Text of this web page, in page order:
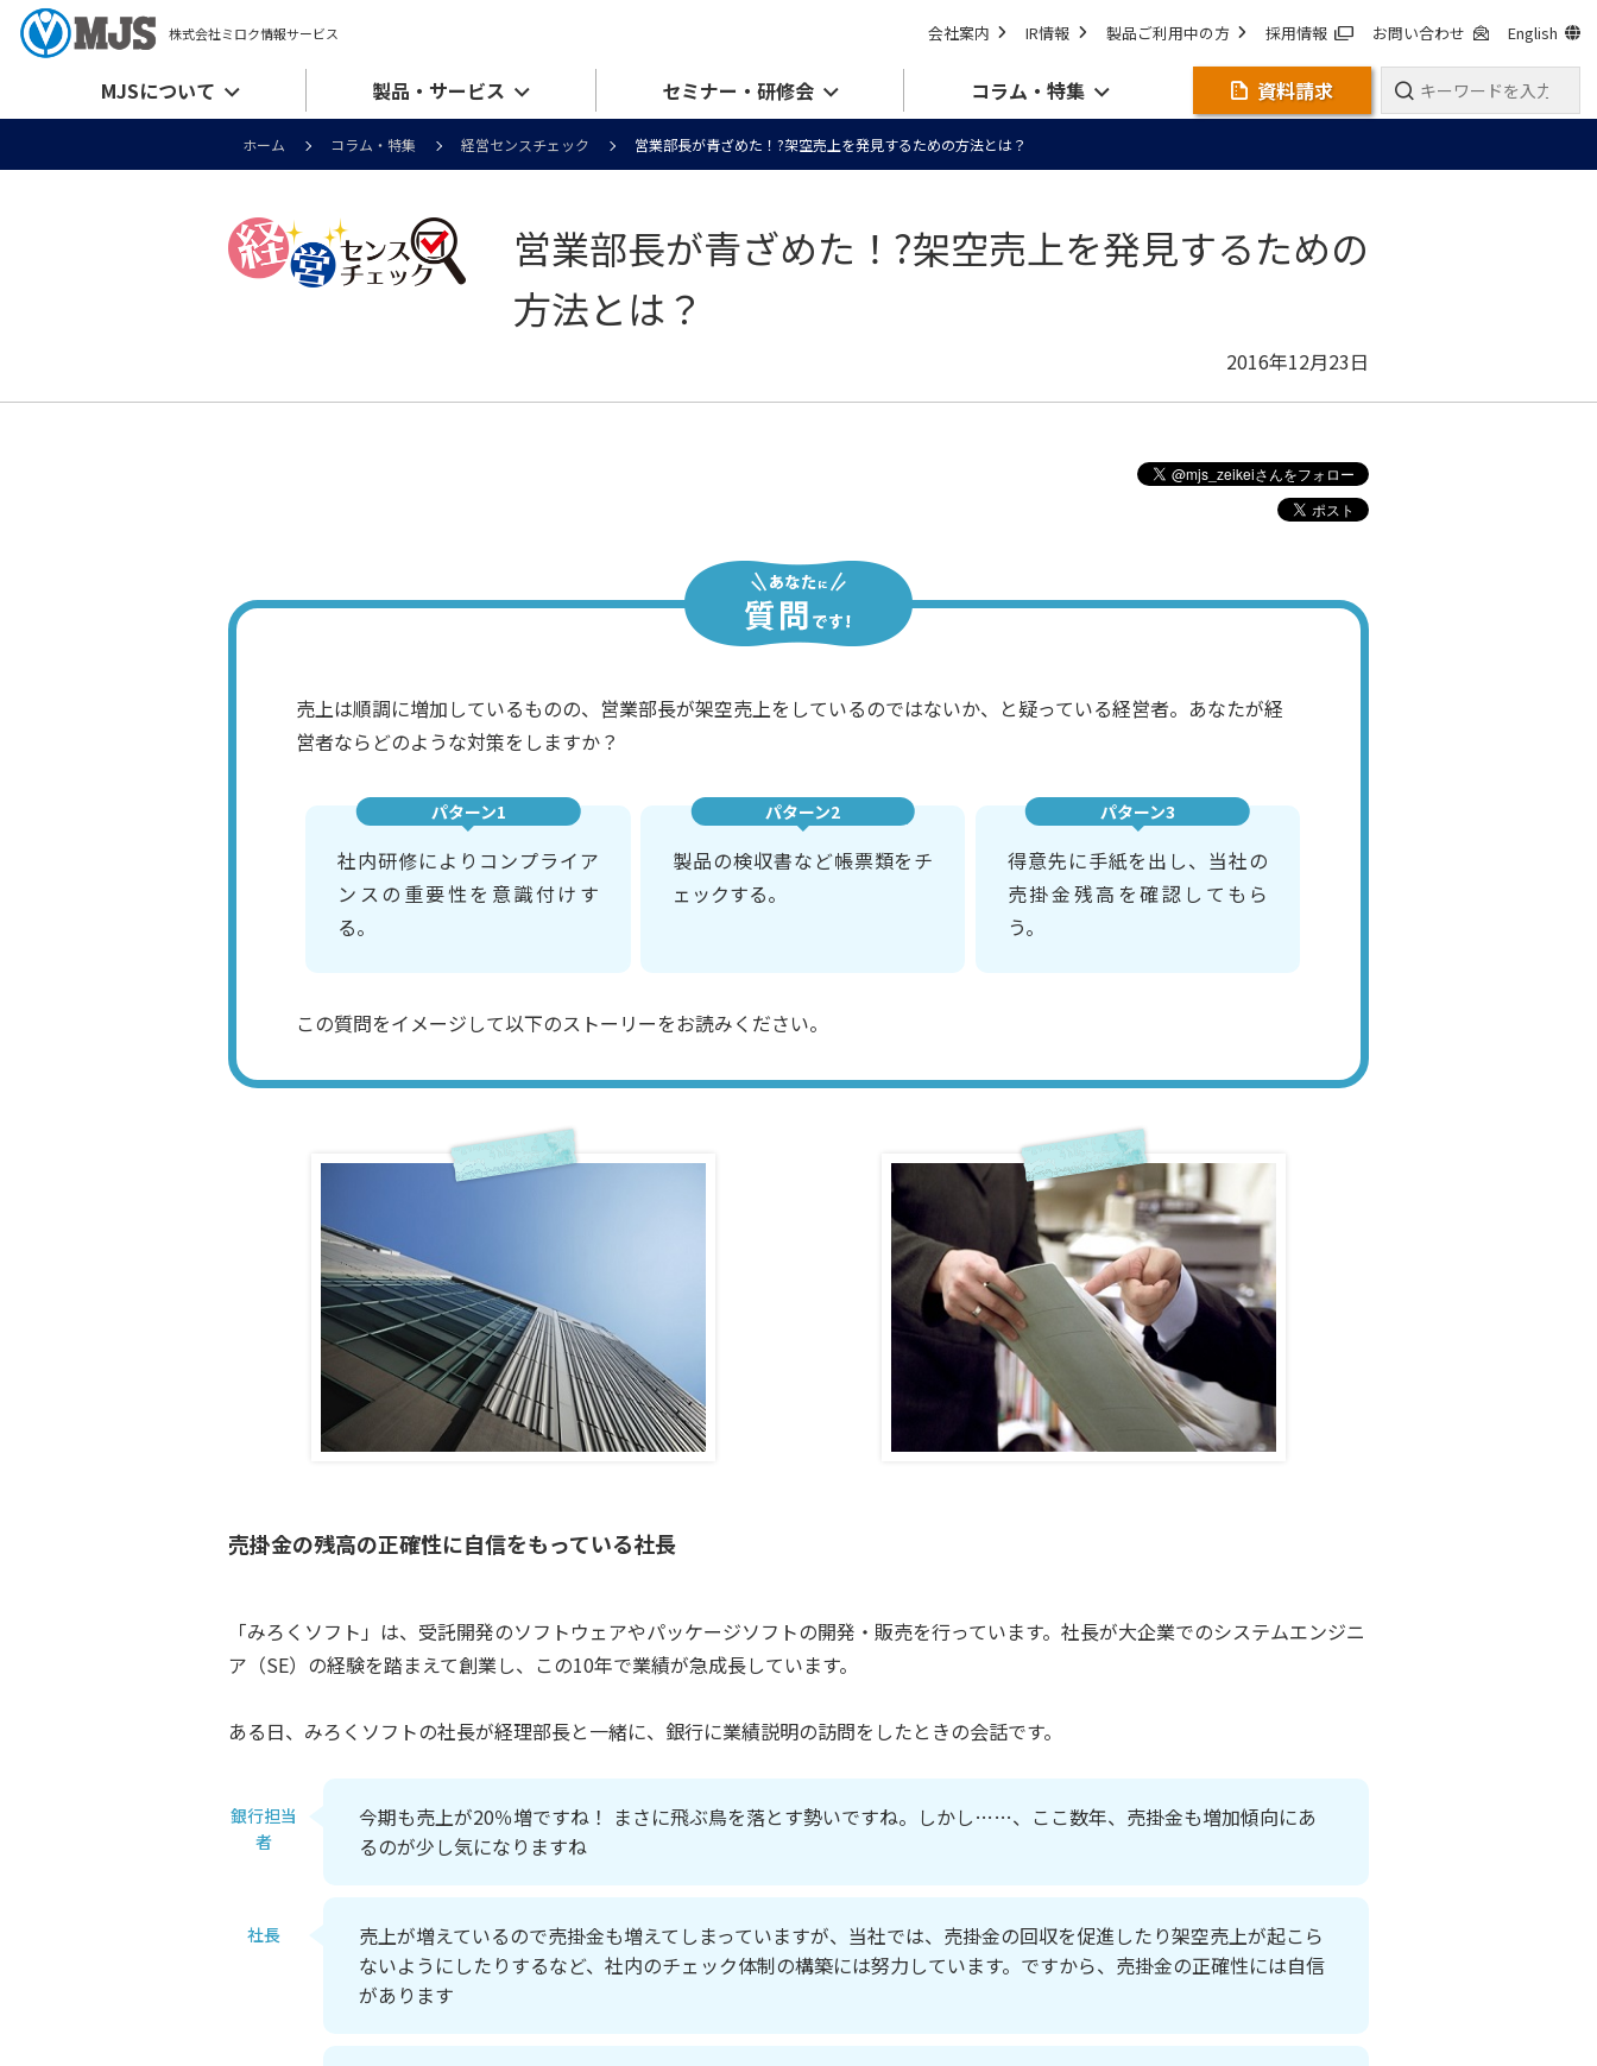
株式会社ミロク情報サービス 会社案内 IR情報 製品ご利用中の方 採用情報 お問い合わせ English
MJSについて 製品・サービス セミナー・研修会 コラム・特集 資料請求
ホーム コラム・特集 経営センスチェック 営業部長が青ざめた！?架空売上を発見するための方法とは？
営業部長が青ざめた！?架空売上を発見するための
方法とは？
2016年12月23日
売上は順調に増加しているものの、営業部長が架空売上をしているのではないか、と疑っている経営者。あなたが経
営者ならどのような対策をしますか？
パターン1
社内研修によりコンプライア
ンスの重要性を意識付けす
る。
パターン2
製品の検収書など帳票類をチ
ェックする。
パターン3
得意先に手紙を出し、当社の
売掛金残高を確認してもら
う。
この質問をイメージして以下のストーリーをお読みください。
売掛金の残高の正確性に自信をもっている社長
「みろくソフト」は、受託開発のソフトウェアやパッケージソフトの開発・販売を行っています。社長が大企業でのシステムエンジニ
ア（SE）の経験を踏まえて創業し、この10年で業績が急成長しています。
ある日、みろくソフトの社長が経理部長と一緒に、銀行に業績説明の訪問をしたときの会話です。
銀行担当
者
今期も売上が20％増ですね！ まさに飛ぶ鳥を落とす勢いですね。しかし……、ここ数年、売掛金も増加傾向にあ
るのが少し気になりますね
社長
売上が増えているので売掛金も増えてしまっていますが、当社では、売掛金の回収を促進したり架空売上が起こら
ないようにしたりするなど、社内のチェック体制の構築には努力しています。ですから、売掛金の正確性には自信
があります